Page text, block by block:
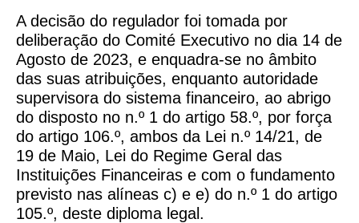
A decisão do regulador foi tomada por
deliberação do Comité Executivo no dia 14 de
Agosto de 2023, e enquadra-se no âmbito
das suas atribuições, enquanto autoridade
supervisora do sistema financeiro, ao abrigo
do disposto no n.º 1 do artigo 58.º, por força
do artigo 106.º, ambos da Lei n.º 14/21, de
19 de Maio, Lei do Regime Geral das
Instituições Financeiras e com o fundamento
previsto nas alíneas c) e e) do n.º 1 do artigo
105.º, deste diploma legal.